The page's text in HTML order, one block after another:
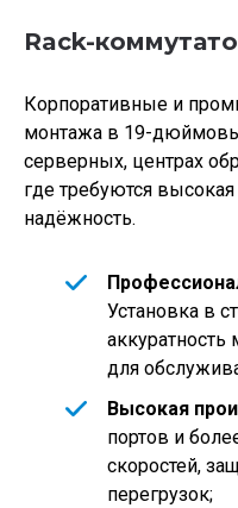
Rack-
Корпоративные и
монтажа в 19-
серверных, центрах
где требуются
надёжность.
Установка в
для
Высокая
портов и
скоростей,
перегрузок;